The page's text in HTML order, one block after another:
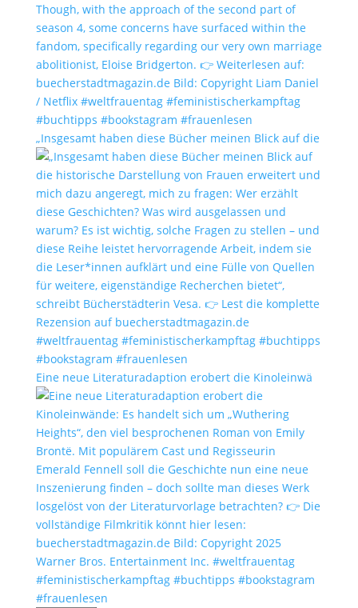
„Insgesamt haben diese Bücher meinen Blick auf die
Eine neue Literaturadaption erobert die Kinoleinwä